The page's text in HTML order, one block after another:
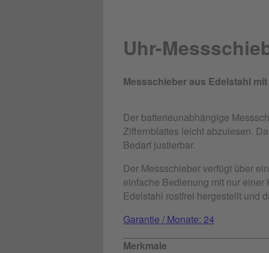
Uhr-
Messschieber aus Edelstahl
Der batterieunabhängige
Ziffernblattes leicht abzulesen.
Bedarf justierbar.
Der Messschieber verfügt über
einfache Bedienung mit nur
Edelstahl rostfrei hergestellt und
Garantie / Monate: 24
Merkmale